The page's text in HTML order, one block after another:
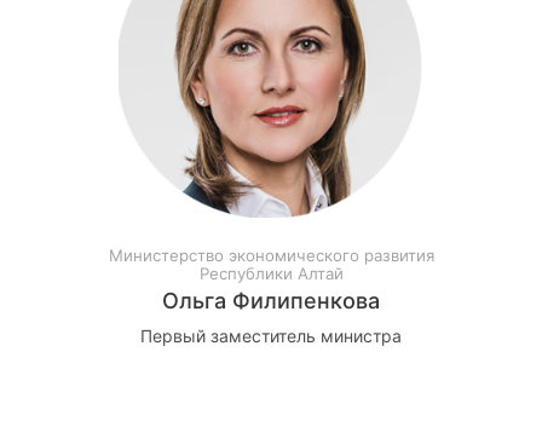
Министерство экономического развития
Республики Алтай
Ольга Филипенкова
Первый заместитель министра